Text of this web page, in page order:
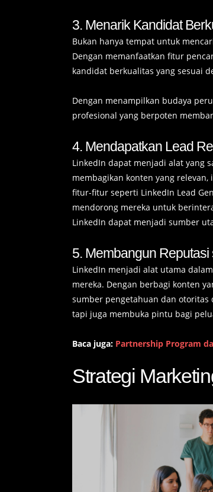
3. Menarik Kandidat
Bukan hanya tempat untuk
Dengan memanfaatkan fitur
kandidat berkualitas yang sesuai
Dengan menampilkan budaya
profesional yang berpoten
4. Mendapatkan Lead
LinkedIn dapat menjadi alat yang
membagikan konten yang
fitur-fitur seperti LinkedIn Lead
mendorong mereka untuk
LinkedIn dapat menjadi sumber
5. Membangun
LinkedIn menjadi alat utama
mereka. Dengan berbagi konten
sumber pengetahuan dan otoritas
tapi juga membuka pintu bagi
Baca juga: Partnership Program
Strategi